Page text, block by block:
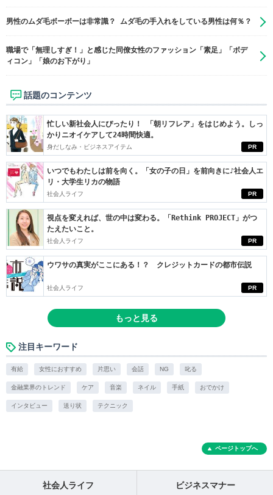
男性のムダ毛ボーボーは非常識？ ムダ毛の手入れをしている男性は何％？
職場で「無理しすぎ！」と感じた同僚女性のファッション「素足」「ボデ
ィコン」「娘のお下がり」
話題のコンテンツ
PR
忙しい新社会人にぴったり！ 「朝リフレア」をはじめよう。しっ
かりニオイケアして24時間快適。
身だしなみ・ビジネスアイテム
PR
いつでもわたしは前を向く。「女の子の日」を前向きに♪社会人エ
リ・大学生リカの物語
社会人ライフ
PR
視点を変えれば、世の中は変わる。「Rethink PROJECT」がつ
たえたいこと。
社会人ライフ
PR
ウワサの真実がここにある！？ クレジットカードの都市伝説
社会人ライフ
もっと見る
注目キーワード
有給 女性におすすめ 片思い 会話 NG 叱る
金融業界のトレンド ケア 音楽 ネイル 手紙 おでかけ
インタビュー 送り状 テクニック
ページトップへ
社会人ライフ ビジネスマナー